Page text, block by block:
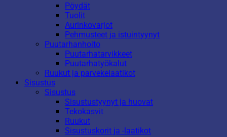
Pöydät
Tuolit
Aurinkovarjot
Pehmusteet ja istuintyynyt
Puutarhanhoito
Puutarhatarvikkeet
Puutarhatyökalut
Ruukut ja parvekelaatikot
Sisustus
Sisustus
Sisustustyynyt ja huovat
Tekokasvit
Ruukut
Sisustuskorit ja -laatikot